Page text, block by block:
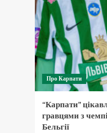
Про Карпати
“Карпати”
гравцями з
Бельгії